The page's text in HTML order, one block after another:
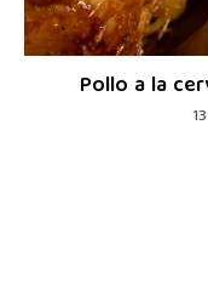
Pollo a la